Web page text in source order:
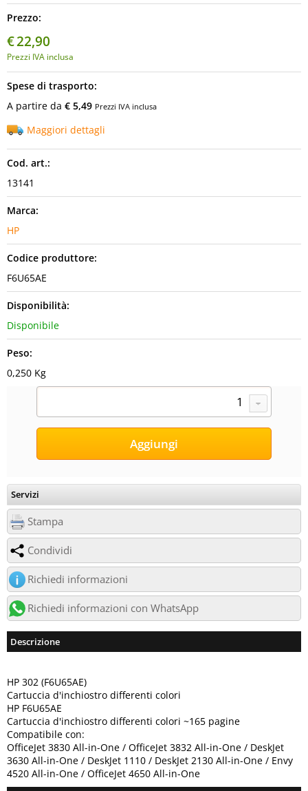
Prezzo:
€22,90
Prezzi IVA inclusa
Spese di trasporto:
A partire da € 5,49 Prezzi IVA inclusa
Maggiori dettagli
Cod. art.:
13141
Marca:
HP
Codice produttore:
F6U65AE
Disponibilità:
Disponibile
Peso:
0,250 Kg
Servizi
Stampa
Condividi
Richiedi informazioni
Richiedi informazioni con WhatsApp
Descrizione
HP 302 (F6U65AE)
Cartuccia d'inchiostro differenti colori
HP F6U65AE
Cartuccia d'inchiostro differenti colori ~165 pagine
Compatibile con:
OfficeJet 3830 All-in-One / OfficeJet 3832 All-in-One / DeskJet
3630 All-in-One / DeskJet 1110 / DeskJet 2130 All-in-One / Envy
4520 All-in-One / OfficeJet 4650 All-in-One